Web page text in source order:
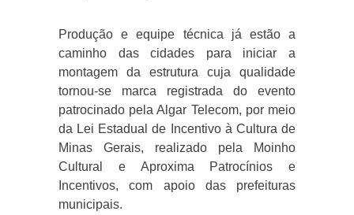
Produção e equipe técnica já estão a
caminho das cidades para iniciar a
montagem da estrutura cuja qualidade
tornou-se marca registrada do evento
patrocinado pela Algar Telecom, por meio
da Lei Estadual de Incentivo à Cultura de
Minas Gerais, realizado pela Moinho
Cultural e Aproxima Patrocínios e
Incentivos, com apoio das prefeituras
municipais.